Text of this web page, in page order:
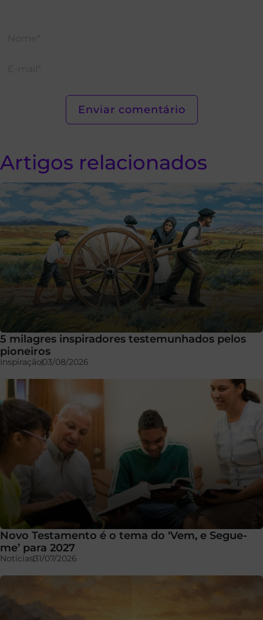
Artigos relacionados
5 milagres inspiradores testemunhados pelos
pioneiros
Inspiração03/08/2026
Novo Testamento é o tema do ‘Vem, e Segue-
me’ para 2027
Notícias31/07/2026